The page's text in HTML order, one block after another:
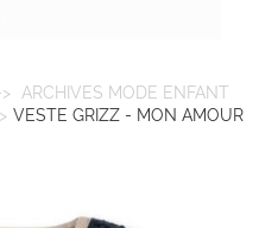
ARCHIVES MODE ENFANT
VESTE GRIZZ - MON AMOUR